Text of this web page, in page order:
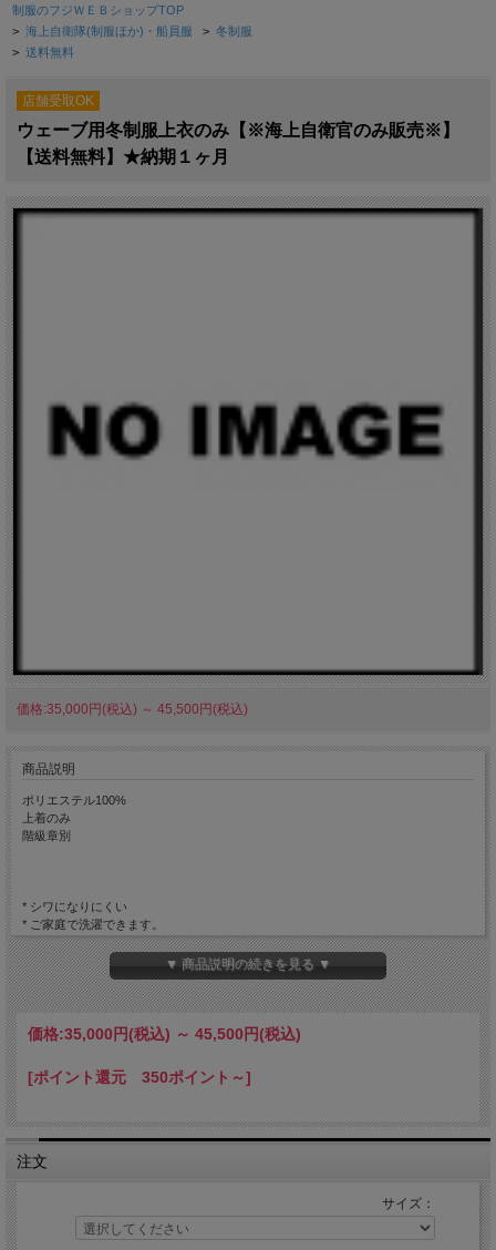
制服のフジＷＥＢショップTOP
> 海上自衛隊(制服ほか)・船員服 > 冬制服
> 送料無料
店舗受取OK
ウェーブ用冬制服上衣のみ【※海上自衛官のみ販売※】
【送料無料】★納期１ヶ月
価格:35,000円(税込) ～ 45,500円(税込)
商品説明
ポリエステル100%
上着のみ
階級章別
* シワになりにくい
* ご家庭で洗濯できます。
* 軽量
* ほこりがつきにくい
※この商品は「海上自衛官のみの販売」となっております。
海上自衛官以外の方が注文されても販売はできませんのでご了承下さい。
【海上自衛官の方へ】
番号」の記入は1点のみで大丈夫です。
▼ 商品説明の続きを見る ▼
価格:35,000円(税込) ～ 45,500円(税込)
[ポイント還元 350ポイント～]
注文
サイズ：